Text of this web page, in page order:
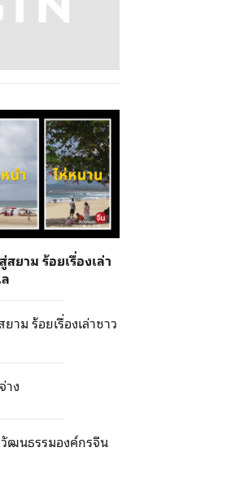
ยาม ร้อยเรื่องเล่า
าม ร้อยเรื่องเล่าชาว
าง
ฒนธรรมองค์กรจีน